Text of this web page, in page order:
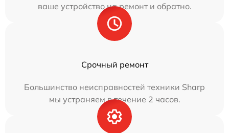
ваше устройство на ремонт и обратно.
Срочный ремонт
Большинство неисправностей техники Sharp
мы устраняем в течение 2 часов.